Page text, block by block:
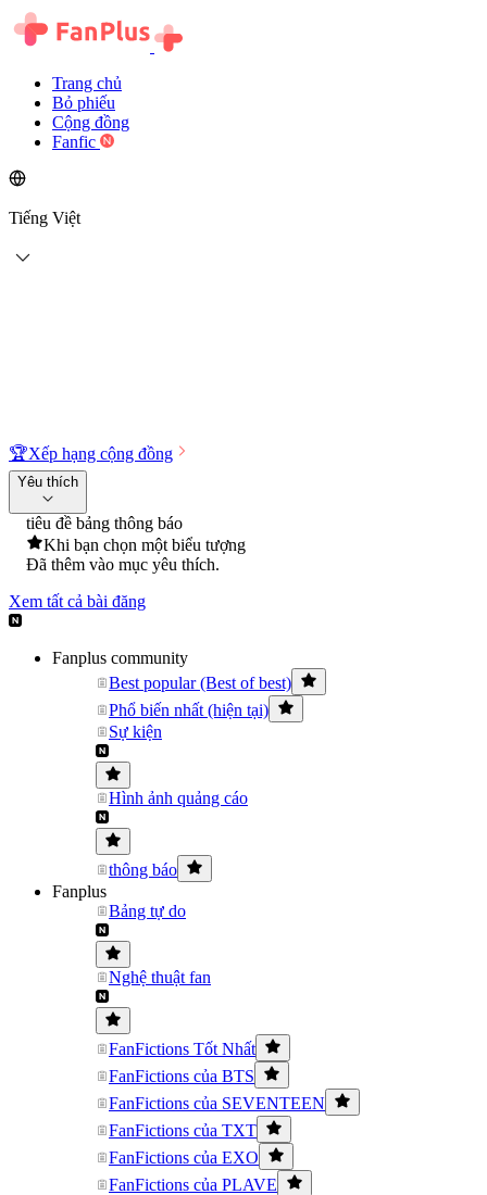
Trang chủ
Bỏ phiếu
Cộng đồng
Fanfic
Tiếng Việt
🏆Xếp hạng cộng đồng
Yêu thích
tiêu đề bảng thông báo
Khi bạn chọn một biểu tượng
Đã thêm vào mục yêu thích.
Xem tất cả bài đăng
Fanplus community
Best popular (Best of best)
Phổ biến nhất (hiện tại)
Sự kiện
Hình ảnh quảng cáo
thông báo
Fanplus
Bảng tự do
Nghệ thuật fan
FanFictions Tốt Nhất
FanFictions của BTS
FanFictions của SEVENTEEN
FanFictions của TXT
FanFictions của EXO
FanFictions của PLAVE